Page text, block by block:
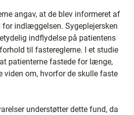
angav, at de blev informeret af
for indlæggelsen. Sygeplejersken
indflydelse på patientens
til fastereglerne. I et studie
patienterne fastede for længe,
viden om, hvorfor de skulle faste
understøtter dette fund, da